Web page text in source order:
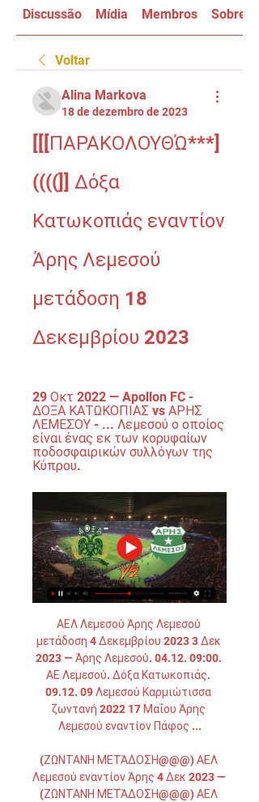
Discussão Mídia Membros Sobre
Voltar
Alina Markova
18 de dezembro de 2023
[[[ΠΑΡΑΚΟΛΟΥΘΏ***]
((((]] Δόξα
Κατωκοπιάς εναντίον
Άρης Λεμεσού
μετάδοση 18
Δεκεμβρίου 2023
29 Οκτ 2022 — Apollon FC -
ΔΟΞΑ ΚΑΤΩΚΟΠΙΑΣ vs ΑΡΗΣ
ΛΕΜΕΣΟΥ - ... Λεμεσού ο οποίος
είναι ένας εκ των κορυφαίων
ποδοσφαιρικών συλλόγων της
Κύπρου.
ΑΕΛ Λεμεσού Άρης Λεμεσού
μετάδοση 4 Δεκεμβρίου 2023 3 Δεκ
2023 — Άρης Λεμεσού. 04.12. 09:00.
ΑΕ Λεμεσού. Δόξα Κατωκοπιάς.
09.12. 09 Λεμεσού Καρμιώτισσα
ζωντανή 2022 17 Μαΐου Άρης
Λεμεσού εναντίον Πάφος ...
(ΖΩΝΤΑΝΉ ΜΕΤΆΔΟΣΗ@@@) ΑΕΛ
Λεμεσού εναντίον Άρης 4 Δεκ 2023 —
(ΖΩΝΤΑΝΉ ΜΕΤΆΔΟΣΗ@@@) ΑΕΛ